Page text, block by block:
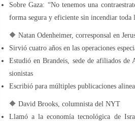
Sobre Gaza: “No tenemos una
forma segura y eficiente sin incendiar toda
🔶 Natan Odenheimer, corresponsal en
Sirvió cuatro años en las operaciones
Estudió en Brandeis, sede de afiliados de
sionistas
Escribió para múltiples publicaciones
🔶 David Brooks, columnista del NYT
Llamó a la economía tecnológica de